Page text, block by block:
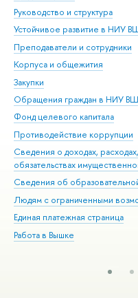
Руководство и структура
Устойчивое развитие в НИУ
Преподаватели и сотрудники
Корпуса и общежития
Закупки
Обращения граждан в НИУ
Фонд целевого капитала
Противодействие коррупции
Сведения о доходах,
обязательствах
Сведения об
Людям с ограниченными
Единая платежная страница
Работа в Вышке